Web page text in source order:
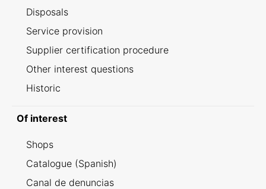
Disposals
Service provision
Supplier certification procedure
Other interest questions
Historic
Of interest
Shops
Catalogue (Spanish)
Canal de denuncias